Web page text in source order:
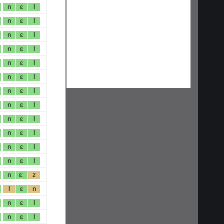
n ɛ
l
n
ɛ
l
n
ɛ
l
n
ɛ
l
n
ɛ
l
n
ɛ
l
n
ɛ
l
n
ɛ
l
n
ɛ
l
n
ɛ
l
n
ɛ
l
n
ɛ
l
n
ɛː
z
l
ɛ
n
n
ɛ
l
n
ɛ l